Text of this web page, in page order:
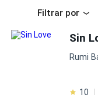
Filtrar por
Sin
Rumi
10